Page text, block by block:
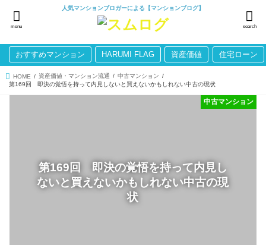
人気マンションブロガーによる【マンションブログ】
search
menu
おすすめマンション HARUMI FLAG 資産価値 住宅ローン
HOME 資産価値・マンション流通
中古マンション
第169回 即決の覚悟を持って内見しないと買えないかもしれない中古の現状
第169回 即決の覚悟を持って内見し
ないと買えないかもしれない中古の現
状
中古マンション